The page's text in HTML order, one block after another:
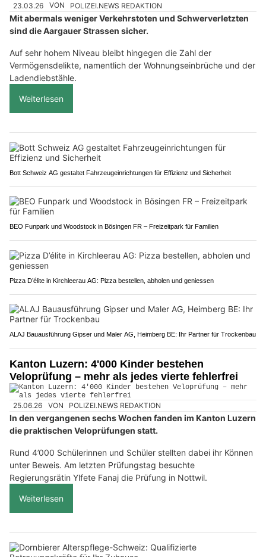
23.03.26 VON POLIZEI.NEWS REDAKTION
Mit abermals weniger Verkehrstoten und Schwerverletzten
sind die Aargauer Strassen sicher.
Auf sehr hohem Niveau bleibt hingegen die Zahl der
Vermögensdelikte, namentlich der Wohnungseinbrüche und der
Ladendiebstähle.
Weiterlesen
Bott Schweiz AG gestaltet Fahrzeugeinrichtungen für Effizienz und Sicherheit
BEO Funpark und Woodstock in Bösingen FR – Freizeitpark für Familien
Pizza D’élite in Kirchleerau AG: Pizza bestellen, abholen und geniessen
ALAJ Bauausführung Gipser und Maler AG, Heimberg BE: Ihr Partner für Trockenbau
Kanton Luzern: 4'000 Kinder bestehen
Veloprüfung – mehr als jedes vierte fehlerfrei
25.06.26 VON POLIZEI.NEWS REDAKTION
In den vergangenen sechs Wochen fanden im Kanton Luzern
die praktischen Veloprüfungen statt.
Rund 4’000 Schülerinnen und Schüler stellten dabei ihr Können
unter Beweis. Am letzten Prüfungstag besuchte
Regierungsrätin Ylfete Fanaj die Prüfung in Nottwil.
Weiterlesen